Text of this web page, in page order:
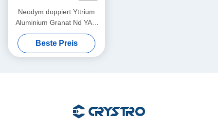
Neodym doppiert Yttrium
Aluminium Granat Nd YAG
Kristall für Lasersystem
Beste Preis